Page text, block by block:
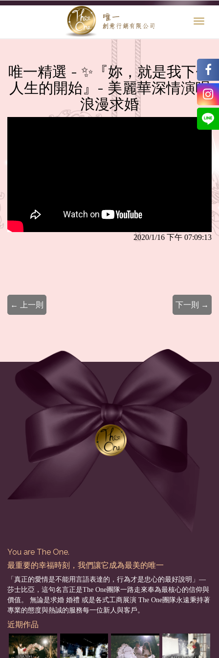
唯一精選 - ✨『妳，就是我下個
人生的開始』- 美麗華深情演唱
浪漫求婚
2020/1/16 下午 07:09:13
下一則 →
← 上一則
You are The One.
最重要的幸福時刻，我們讓它成為最美的唯一
「真正的愛情是不能用言語表達的，行為才是忠心的最好說明」––
莎士比亞，這句名言正是The One團隊一路走來奉為最核心的信仰與
價值。 無論是求婚 婚禮 或是各式工商展演 The One團隊永遠秉持著
專業的態度與熱誠的服務每一位新人與客戶。
近期作品